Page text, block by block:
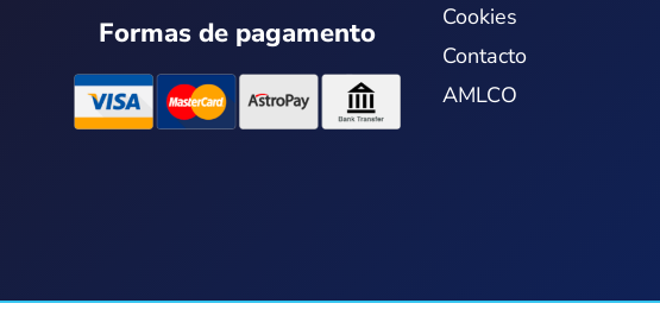
g
r
m
b
e
d
i
t
t
r
Formas de pagamento
Cookies
Contacto
AMLCO